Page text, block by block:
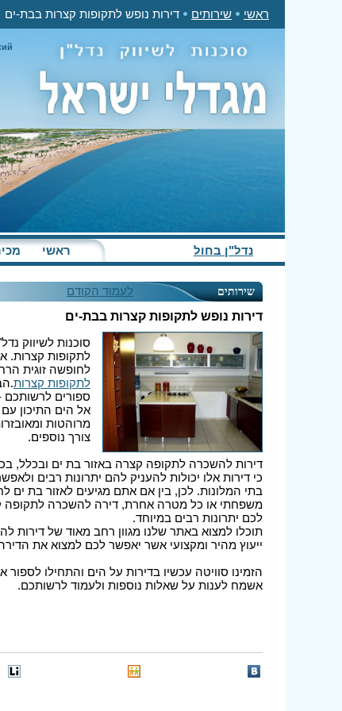
ראשי שירותים דירות נופש לתקופות קצרות בבת-ים
נדל"ן בחול ראשי
שירותים
לעמוד הקודם
דירות נופש לתקופות קצרות בבת-ים
סוכנות לשיווק
לתקופות קצרות.
לחופשה זוגית
לתקופות קצרות
ספורים לרשותכם
אל הים התיכון
מרוהטות
צורך נוספים.
דירות להשכרה לתקופה קצרה באזור בת ים ובכלל,
כי דירות אלו יכולות להעניק להם יתרונות רבים
בתי המלונות. לכן, בין אם אתם מגיעים לאזור בת ים
משפחתי או כל מטרה אחרת, דירה להשכרה לתקופה
לכם יתרונות רבים במיוחד.
תוכלו למצוא באתר שלנו מגוון רחב מאוד של דירות
ייעוץ מהיר ומקצועי אשר יאפשר לכם למצוא את
הזמינו סוויטה עכשיו בדירות על הים והתחילו
אשמח לענות על שאלות נוספות ולעמוד לרשותכם.